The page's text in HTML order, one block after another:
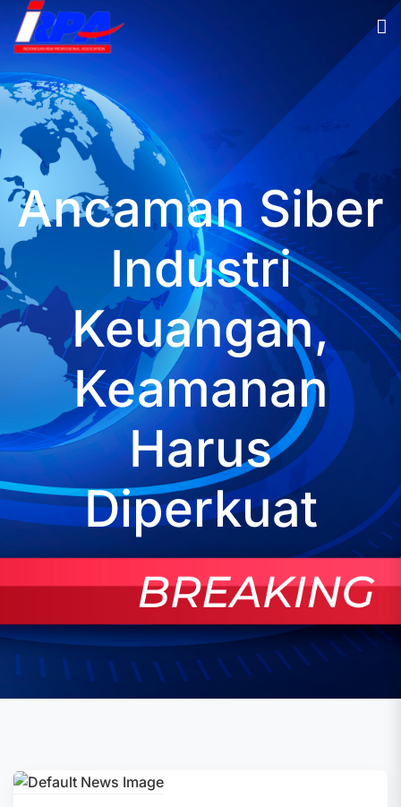
Ancaman Siber
Industri
Keuangan,
Keamanan
Harus
Diperkuat